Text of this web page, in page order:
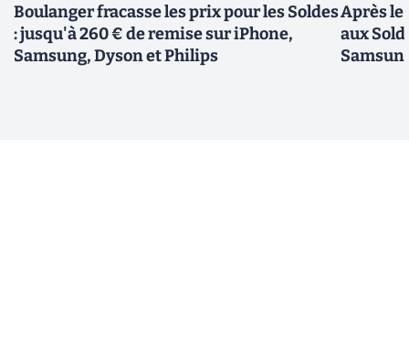
Boulanger fracasse les prix pour les Soldes
: jusqu'à 260 € de remise sur iPhone,
Samsung, Dyson et Philips
Après le
aux